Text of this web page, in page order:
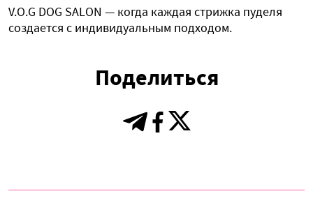
V.O.G DOG SALON — когда каждая стрижка пуделя
создается с индивидуальным подходом.
Поделиться